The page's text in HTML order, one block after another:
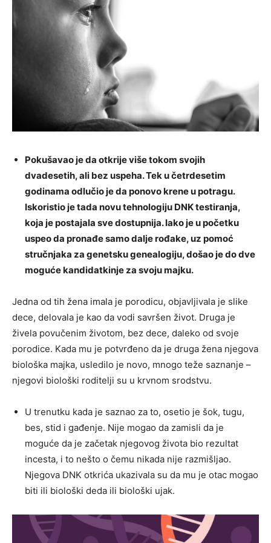
Pokušavao je da otkrije više tokom svojih
dvadesetih, ali bez uspeha. Tek u četrdesetim
godinama odlučio je da ponovo krene u potragu.
Iskoristio je tada novu tehnologiju DNK testiranja,
koja je postajala sve dostupnija. Iako je u početku
uspeo da pronađe samo dalje rođake, uz pomoć
stručnjaka za genetsku genealogiju, došao je do dve
moguće kandidatkinje za svoju majku.
Jedna od tih žena imala je porodicu, objavljivala je slike
dece, delovala je kao da vodi savršen život. Druga je
živela povučenim životom, bez dece, daleko od svoje
porodice. Kada mu je potvrđeno da je druga žena njegova
biološka majka, usledilo je novo, mnogo teže saznanje –
njegovi biološki roditelji su u krvnom srodstvu.
U trenutku kada je saznao za to, osetio je šok, tugu,
bes, stid i gađenje. Nije mogao da zamisli da je
moguće da je začetak njegovog života bio rezultat
incesta, i to nešto o čemu nikada nije razmišljao.
Njegova DNK otkrića ukazivala su da mu je otac mogao
biti ili biološki deda ili biološki ujak.